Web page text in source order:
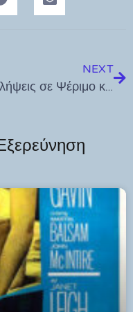
NEXT
Συλλήψεις σε Ψέριμο και Κάλυμνο για απειλή με μαχαίρι και παράβαση σε κατάστημα